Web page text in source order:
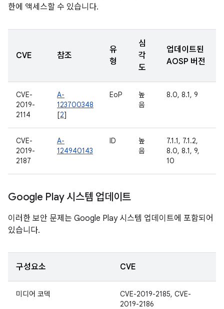
한에 액세스할 수 있습니다.
CVE 참조
유
형
심
각
도
업데이트된
AOSP 버전
CVE-
2019-
2114
A-
123700348
[2]
EoP
높
음
8.0, 8.1, 9
CVE-
2019-
2187
A-
124940143
ID
높
음
7.1.1, 7.1.2,
8.0, 8.1, 9,
10
Google Play 시스템 업데이트
이러한 보안 문제는 Google Play 시스템 업데이트에 포함되어
있습니다.
구성요소 CVE
미디어 코덱
CVE-2019-2185, CVE-
2019-2186